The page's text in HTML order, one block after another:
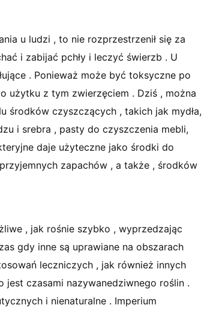
u ludzi , to nie rozprzestrzenił się za
i zabijać pchły i leczyć świerzb . U
. Ponieważ może być toksyczne po
użytku z tym zwierzęciem . Dziś , można
środków czyszczących , takich jak mydła,
i srebra , pasty do czyszczenia mebli,
daje użyteczne jako środki do
zapachów , a także , środków
, jak rośnie szybko , wyprzedzając
gdy inne są uprawiane na obszarach
leczniczych , jak również innych
czasami nazywanedziwnego roślin .
i nienaturalne . Imperium